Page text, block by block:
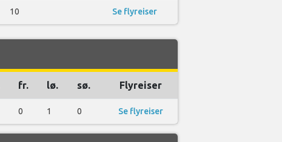
10 Se flyreiser
fr. lø. sø. Flyreiser
0 1 0 Se flyreiser